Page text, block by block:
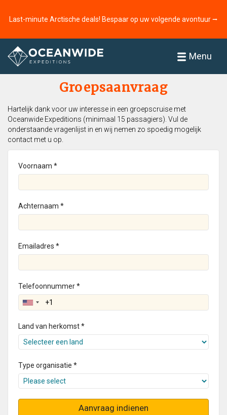
Last-minute Arctische deals! Bespaar op uw volgende avontuur ⭢
Menu
Home
Groepsaanvraag
Hartelijk dank voor uw interesse in een groepscruise met
Oceanwide Expeditions (minimaal 15 passagiers). Vul de
onderstaande vragenlijst in en wij nemen zo spoedig mogelijk
contact met u op.
Voornaam *
Achternaam *
Emailadres *
Telefoonnummer *
Land van herkomst *
Type organisatie *
Aanvraag indienen